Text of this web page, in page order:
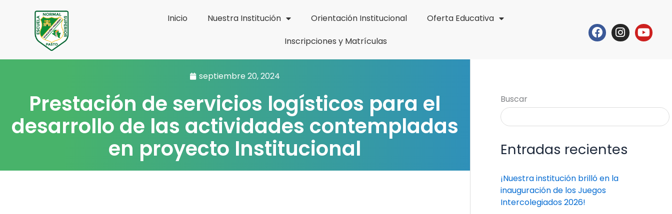
contenido
Inicio Nuestra Institución Orientación Institucional
Oferta Educativa
Inscripciones y Matrículas
Facebook
septiembre 20, 2024
Prestación de servicios logísticos para el
desarrollo de las actividades contempladas
en proyecto Institucional
Buscar
Entradas recientes
¡Nuestra institución brilló en la
inauguración de los Juegos
Intercolegiados 2026!